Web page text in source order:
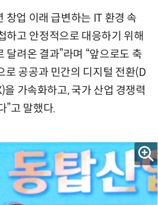
창업 이래 급변하는 IT 환경 속
하고 안정적으로 대응하기 위해
달려온 결과”라며 “앞으로도 축
로 공공과 민간의 디지털 전환(D
을 가속화하고, 국가 산업 경쟁력
”고 말했다.